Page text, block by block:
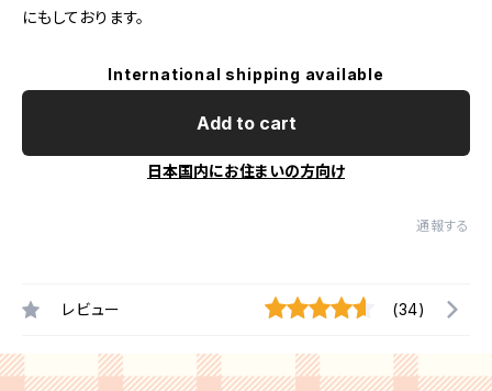
にもしております。
International shipping available
Add to cart
日本国内にお住まいの方向け
通報する
レビュー (34)